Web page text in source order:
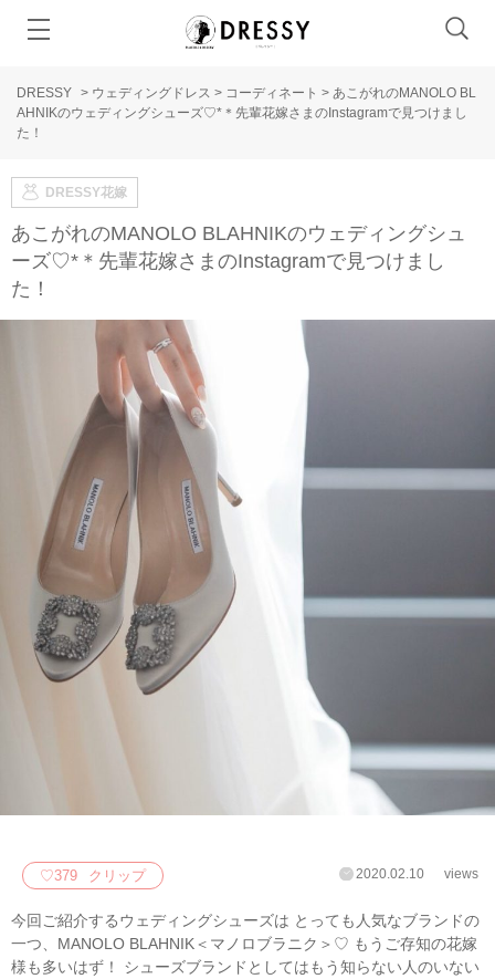
DRESSY > ウェディングドレス > コーディネート > あこがれのMANOLO BL
AHNIKのウェディングシューズ♡*＊先輩花嫁さまのInstagramで見つけまし
た！
DRESSY花嫁
あこがれのMANOLO BLAHNIKのウェディングシュ
ーズ♡*＊先輩花嫁さまのInstagramで見つけまし
た！
♡379 クリップ 2020.02.10 views
今回ご紹介するウェディングシューズは とっても人気なブランドの
一つ、MANOLO BLAHNIK＜マノロブラニク＞♡ もうご存知の花嫁
様も多いはず！ シューズブランドとしてはもう知らない人のいない